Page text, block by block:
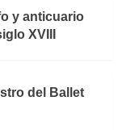
y anticuario
XVIII
del Ballet